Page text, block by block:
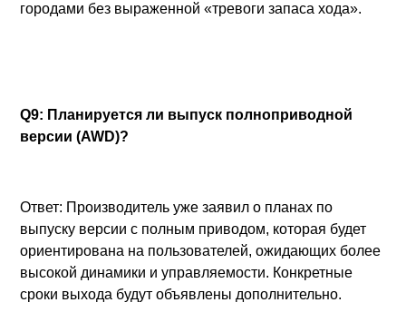
городами без выраженной «тревоги запаса хода».
Q9: Планируется ли выпуск полноприводной
версии (AWD)?
Ответ: Производитель уже заявил о планах по
выпуску версии с полным приводом, которая будет
ориентирована на пользователей, ожидающих более
высокой динамики и управляемости. Конкретные
сроки выхода будут объявлены дополнительно.